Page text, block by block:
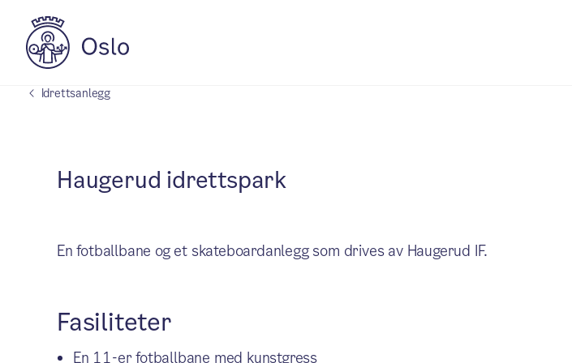
Idrettsanlegg
Haugerud idrettspark
En fotballbane og et skateboardanlegg som drives av Haugerud IF.
Fasiliteter
En 11-er fotballbane med kunstgress